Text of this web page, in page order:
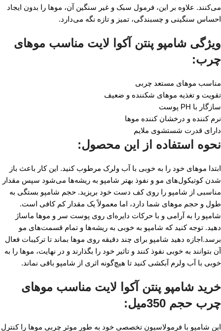
می‌کنند. علاوه بر این، فرمول سبک و غیر سنگین آن، موها را بدون ایجاد
احساس سنگینی و چسبندگی، تمیز و تازه نگه می‌دارد.
ویژگی شامپو پنتن آکوا لایت مناسب موهای
چرب:
مناسب موهای مستعد چربی
تقویت و تغذیه موهای شکننده و ضعیف
سازگار با PH پوست
نرم کننده و درخشان کننده موها
دارای قدرت شستشوی ملایم
نحوه استفاده از این محصول:
ابتدا موهای خود را به خوبی با آب ولرک مرطوب کنید. این کار باعث باز
شدن کوتیکول‌های مو و نفوذ بهتر شامپو به ریشه‌ها می‌شود سپس مقدار
مناسبی از شامپو را روی کف دست خود بریزید. حجم شامپو بستگی به
طول و حجم موهای شما دارد، اما معمولاً یک مقدار کم کافی است.
شامپو را به آرامی و با حرکات دایره‌ای روی پوست سر و موها ماساژ
دهید. توجه کنید که شامپو به خوبی به ریشه‌ها و تمام قسمت‌های مو
برسد.اجازه دهید شامپو برای چند دقیقه روی موها بماند تا ترکیبات فعال
آن بتوانند به خوبی نفوذ کنند و تاثیر خود را بگذارند و در نهایت، موها را به
خوبی با آب ولرم آبکشی کنید تا هیچ‌گونه اثری از شامپو باقی نماند.
خرید شامپو پنتن آکوا لایت مناسب موهای
چرب حجم 350میل:
این شامپو با فرمولاسیون تخصصی خود به طور موثر چربی موها را کنترل